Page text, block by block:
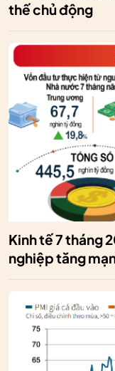
thế chủ động
Kinh tế 7 tháng
nghiệp tăng